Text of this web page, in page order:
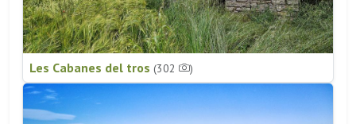
Les Cabanes del tros (302 )